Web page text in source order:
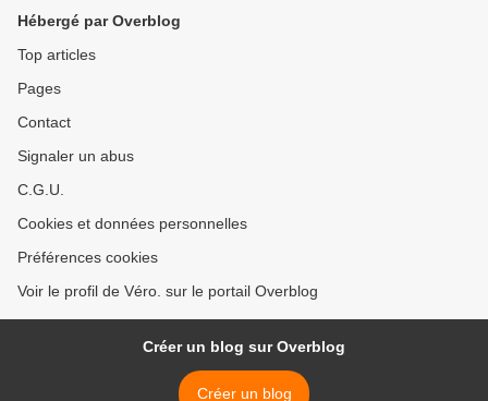
Hébergé par Overblog
Top articles
Pages
Contact
Signaler un abus
C.G.U.
Cookies et données personnelles
Préférences cookies
Voir le profil de Véro. sur le portail Overblog
Créer un blog sur Overblog
Créer un blog